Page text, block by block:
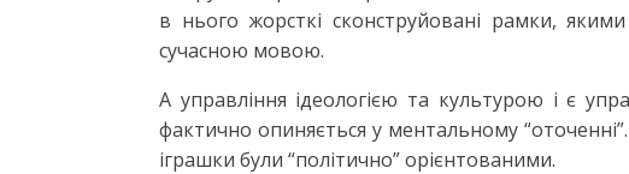
в нього жорсткі сконструйовані рамки,
сучасною мовою.
А управління ідеологією та культурою і є
фактично опиняється у ментальному
іграшки були “політично” орієнтованими.